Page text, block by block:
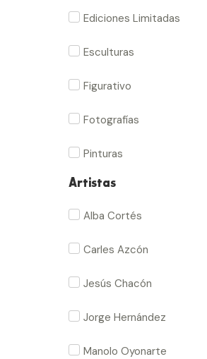
Ediciones Limitadas
Esculturas
Figurativo
Fotografías
Pinturas
Artistas
Alba Cortés
Carles Azcón
Jesús Chacón
Jorge Hernández
Manolo Oyonarte